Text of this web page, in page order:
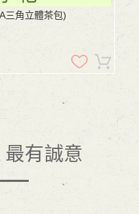
三角立體茶包)
有誠意